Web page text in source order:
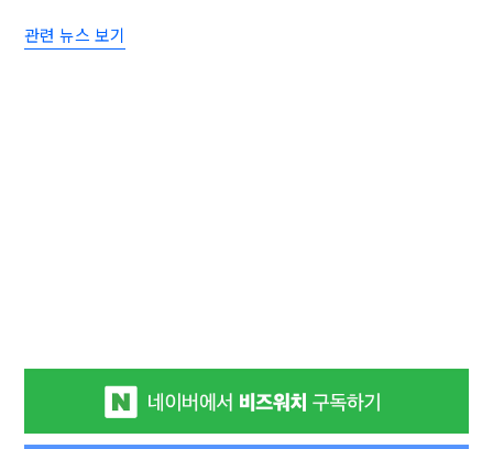
관련 뉴스 보기